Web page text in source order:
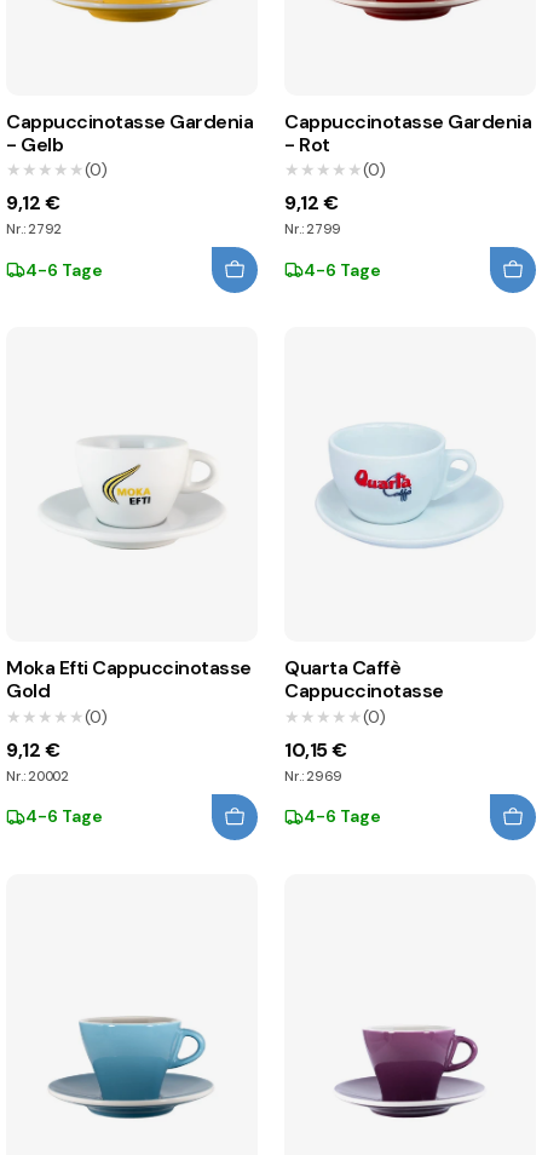
Cappuccinotasse Gardenia
- Gelb
★★★★★
★★★★★(0)
9,12 €
Nr.: 2792
4-6 Tage
Cappuccinotasse Gardenia
- Rot
★★★★★
★★★★★(0)
9,12 €
Nr.: 2799
4-6 Tage
Moka Efti Cappuccinotasse
Gold
★★★★★
★★★★★(0)
9,12 €
Nr.: 20002
4-6 Tage
Quarta Caffè
Cappuccinotasse
★★★★★
★★★★★(0)
10,15 €
Nr.: 2969
4-6 Tage